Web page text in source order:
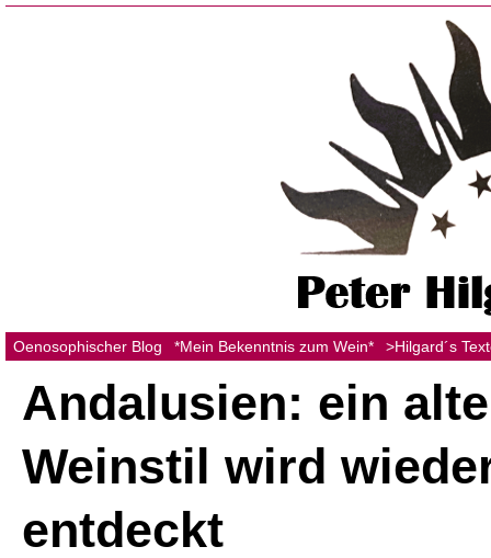
Oenosophischer Blog *Mein Bekenntnis zum Wein* >Hilgard´s
Andalusien: ein
Weinstil wird
entdeckt